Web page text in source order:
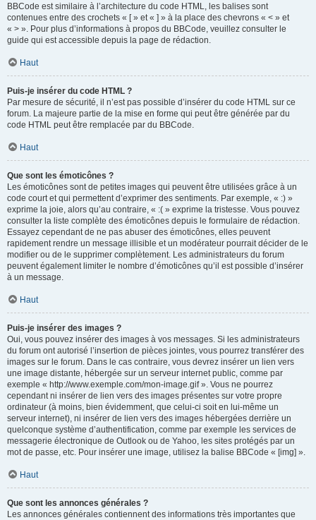
BBCode est similaire à l’architecture du code HTML, les balises sont
contenues entre des crochets « [ » et « ] » à la place des chevrons « < » et
« > ». Pour plus d’informations à propos du BBCode, veuillez consulter le
guide qui est accessible depuis la page de rédaction.
Haut
Puis-je insérer du code HTML ?
Par mesure de sécurité, il n’est pas possible d’insérer du code HTML sur ce
forum. La majeure partie de la mise en forme qui peut être générée par du
code HTML peut être remplacée par du BBCode.
Haut
Que sont les émoticônes ?
Les émoticônes sont de petites images qui peuvent être utilisées grâce à un
code court et qui permettent d’exprimer des sentiments. Par exemple, « :) »
exprime la joie, alors qu’au contraire, « :( » exprime la tristesse. Vous pouvez
consulter la liste complète des émoticônes depuis le formulaire de rédaction.
Essayez cependant de ne pas abuser des émoticônes, elles peuvent
rapidement rendre un message illisible et un modérateur pourrait décider de le
modifier ou de le supprimer complètement. Les administrateurs du forum
peuvent également limiter le nombre d’émoticônes qu’il est possible d’insérer
à un message.
Haut
Puis-je insérer des images ?
Oui, vous pouvez insérer des images à vos messages. Si les administrateurs
du forum ont autorisé l’insertion de pièces jointes, vous pourrez transférer des
images sur le forum. Dans le cas contraire, vous devrez insérer un lien vers
une image distante, hébergée sur un serveur internet public, comme par
exemple « http://www.exemple.com/mon-image.gif ». Vous ne pourrez
cependant ni insérer de lien vers des images présentes sur votre propre
ordinateur (à moins, bien évidemment, que celui-ci soit en lui-même un
serveur internet), ni insérer de lien vers des images hébergées derrière un
quelconque système d’authentification, comme par exemple les services de
messagerie électronique de Outlook ou de Yahoo, les sites protégés par un
mot de passe, etc. Pour insérer une image, utilisez la balise BBCode « [img] ».
Haut
Que sont les annonces générales ?
Les annonces générales contiennent des informations très importantes que